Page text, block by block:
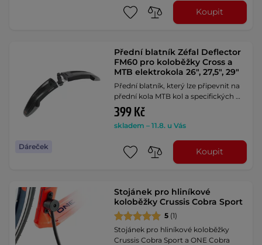
Koupit
Dáreček
Přední blatník Zéfal Deflector
FM60 pro koloběžky Cross a
MTB elektrokola 26", 27,5", 29"
Přední blatník, který lze připevnit na
přední kola MTB kol a specifických …
399 Kč
skladem – 11.8. u Vás
Koupit
Stojánek pro hliníkové
koloběžky Crussis Cobra Sport
5 (1)
Stojánek pro hliníkové koloběžky
Crussis Cobra Sport a ONE Cobra